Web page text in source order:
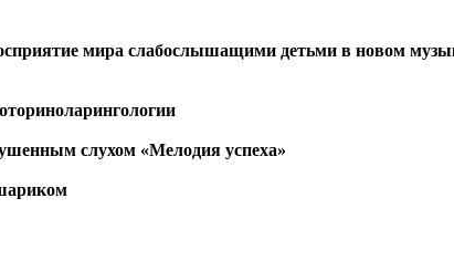
мира слабослышащими детьми в новом
слухом «Мелодия успеха»